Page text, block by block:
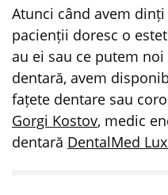
Atunci când avem
pacienții doresc o
au ei sau ce putem
dentară, avem
fațete dentare sau
Gorgi Kostov, medic
dentară DentalMed